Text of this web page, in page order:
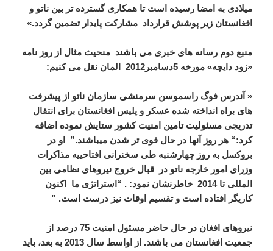
میلادی به امضا رسیده است تا همکاری گسترده تر بین ناتو و
افغانستان زیر پوشش قرارداد مشارکت پایدار تضمین گردد.»
منبع دوم رسانه های خبری می باشند منحیث مثال از روز نامه
«زود دایچه» مورخه 5دسامبر2012 المان نقل می کنیم:
« آندرس فوگراسموسن سرمنشی سازمان ناتو از پیشرفت
های براه انداخته شده عسکر و پلیس افغانستان برای انتقال
تدریجی مسئولیت تامین امنیت کشور ستایش نموده اضافه
کرد:“ هر روز آنهادر حال قوی تر شدن میباشند.” اودر
بروکسل به روز چهارشنبه طی سخنرانی افتاحییه مذاکرات
وزرای امور خارجه ناتو در قبالخروج نیروهای نظامی بین
المللی تا 2014 خاطرنشان نمود:.
“ استراتژیما اکنون
کاریگر افتاده است و تقسیم اوقات نیز درست است. ”
نیروهای افغاندر حال حاضر مسئول امنیت 75 درصد از
جمعیت افغانستان می باشند. از اواسط سال 2013 به بعد،باید